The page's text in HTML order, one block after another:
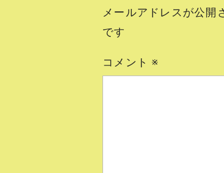
メールアドレスが公開
です
コメント ※